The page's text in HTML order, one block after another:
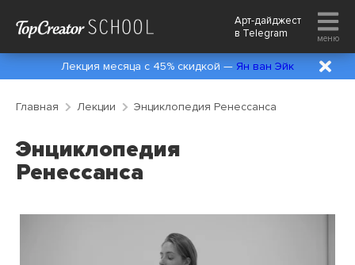
Арт-дайджест
в Telegram меню
Лекция месяца с 45% скидкой — Ян ван Эйк
Главная Лекции Энциклопедия Ренессанса
Энциклопедия
Ренессанса